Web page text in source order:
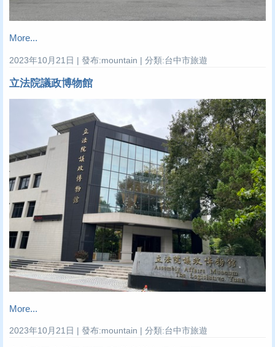
More...
2023年10月21日 | 發布:mountain | 分類:台中市旅遊
立法院議政博物館
More...
2023年10月21日 | 發布:mountain | 分類:台中市旅遊